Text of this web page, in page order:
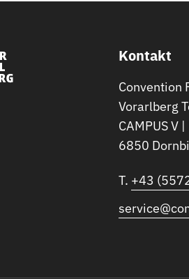
Kontakt
Convention
Vorarlberg
CAMPUS V
6850
T. +43